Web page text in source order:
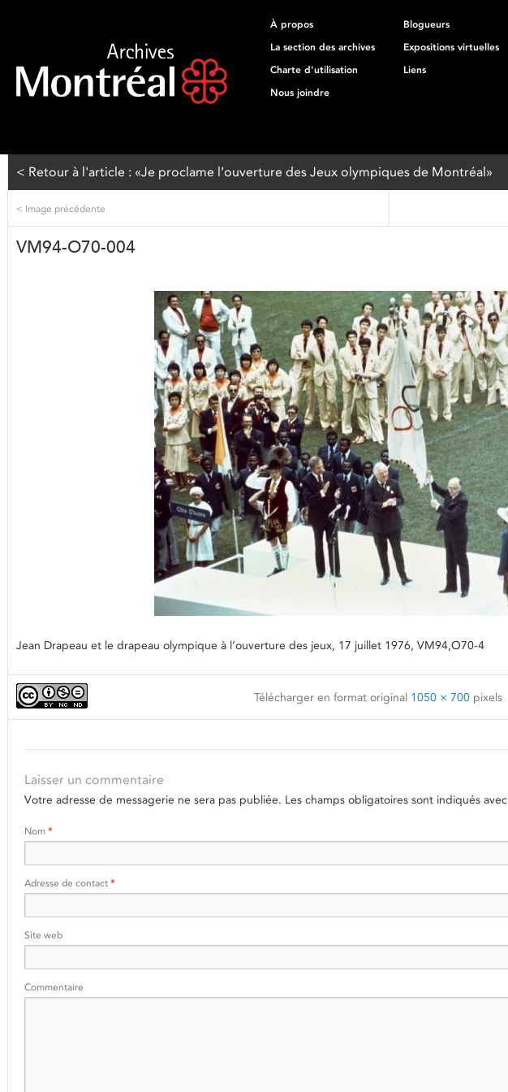
À propos
Blogueurs
La section des archives
Expositions virtuelles
Charte d'utilisation
Liens
Nous joindre
< Retour à l'article : «Je proclame l’ouverture des Jeux olympiques de Montréal»
< Image précédente
VM94-O70-004
Jean Drapeau et le drapeau olympique à l’ouverture des jeux, 17 juillet 1976, VM94,O70-4
Télécharger en format original 1050 × 700pixels
Laisser un commentaire
Votre adresse de messagerie ne sera pas publiée. Les champs obligatoires sont indiqués avec
Nom *
Adresse de contact *
Site web
Commentaire